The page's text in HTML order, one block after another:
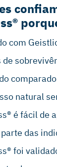
com
natural
é fácil de
das
foi